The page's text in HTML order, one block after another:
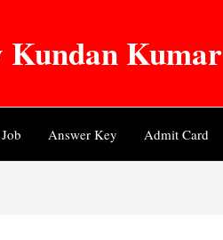
Kundan Kumar
Answer Key Admit Card